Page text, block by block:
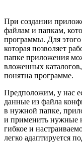
При создании
файлам и папкам,
программы. Для этого
которая позволяет
папке приложения
вложенных
понятна программе.
Предположим, у нас
данные из файла
в нужной папке,
и применить нужные
гибкое и
легко адаптируется